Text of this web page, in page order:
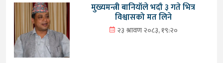
मुख्यमन्त्री बानियाँले भदौ ३ गते भित्र
विश्वासको मत लिने
२३ श्रावण २०८३, १९:२०